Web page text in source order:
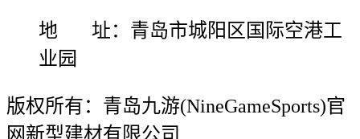
地 址：青岛市城阳区国际空港工
业园
版权所有：青岛九游(NineGameSports)官
网新型建材有限公司